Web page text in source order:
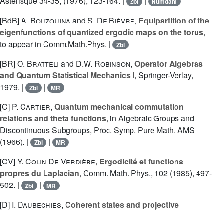
[BdB]A. Bouzouinaand S. De Bièvre, Equipartition of the
eigenfunctions of quantized ergodic maps on the torus,
to appear in Comm.Math.Phys. |
Zbl
[BR]O. Bratteli and D.W. Robinson, Operator Algebras
and Quantum Statistical Mechanics I, Springer-Verlay,
1979. |
Zbl | MR
[C] P. Cartier, Quantum mechanical commutation
relations and theta functions, in Algebraic Groups and
Discontinuous Subgroups, Proc. Symp. Pure Math. AMS
(1966). |
Zbl | MR
[CV]Y. Colin De Verdière, Ergodicité et functions
propres du Laplacian, Comm. Math. Phys., 102 (1985), 497-
502. |
Zbl | MR
[D] I. Daubechies, Coherent states and projective